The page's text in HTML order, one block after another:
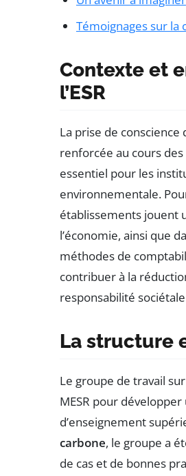
Témoignages sur la
Contexte et
l’ESR
La prise de
renforcée au cours
essentiel pour les
environnementale.
établissements jouent
l’économie, ainsi que
méthodes de
contribuer à la
responsabilité
La structure
Le groupe de travail
MESR pour
d’enseignement
carbone, le groupe a
de cas et de bonnes